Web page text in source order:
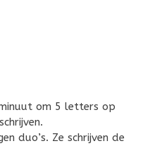
om 5 letters op
duo’s. Ze schrijven de